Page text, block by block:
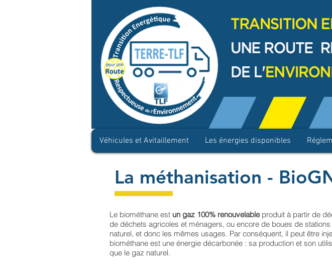
Véhicules et Avitaillement Les énergies disponibles
La méthanisation -
Le biométhane est un gaz 100% renouvelableproduit à partir de
de déchets agricoles et ménagers, ou encore de boues de
naturel, et donc les mêmes usages. Par conséquent, il peut être
biométhane est une énergie décarbonée : sa production et son
que le gaz naturel.